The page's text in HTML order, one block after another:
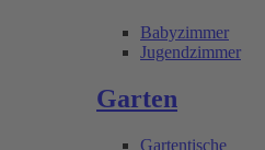
Babyzimmer
Jugendzimmer
Garten
Gartentische